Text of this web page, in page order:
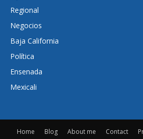
Regional
Negocios
Baja California
Política
Ensenada
Mexicali
Home Blog About me Contact